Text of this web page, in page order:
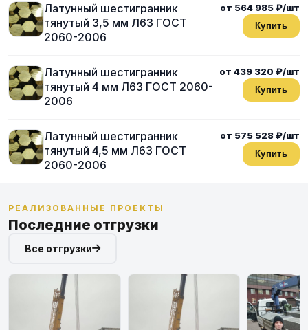
Латунный шестигранник
тянутый 3,5 мм Л63 ГОСТ
2060-2006
от 564 985 ₽/шт
Купить
Латунный шестигранник
тянутый 4 мм Л63 ГОСТ 2060-
2006
от 439 320 ₽/шт
Купить
Латунный шестигранник
тянутый 4,5 мм Л63 ГОСТ
2060-2006
от 575 528 ₽/шт
Купить
РЕАЛИЗОВАННЫЕ ПРОЕКТЫ
Последние отгрузки
Все отгрузки